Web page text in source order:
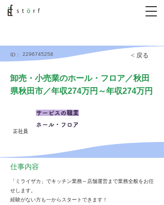
ID： 2296745258 < 戻る
卸売・小売業のホール・フロア／秋田
県秋田市／年収274万円～年収274万円
正社員
サービスの職業
ホール・フロア
仕事内容
「ミライザカ」でキッチン業務～店舗運営まで業務全般をお任
せします。
経験がない方も一からスタートできます！